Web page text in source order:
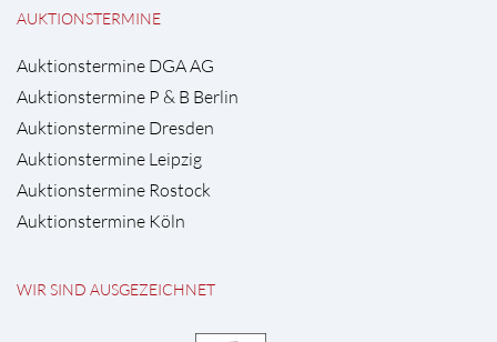
AUKTIONSTERMINE
Auktionstermine DGA AG
Auktionstermine P & B Berlin
Auktionstermine Dresden
Auktionstermine Leipzig
Auktionstermine Rostock
Auktionstermine Köln
WIR SIND AUSGEZEICHNET